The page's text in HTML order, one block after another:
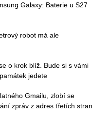
Galaxy: Baterie u S27
robot má ale
o krok blíž. Bude si s vámi
jedete
Gmailu, zlobí se
zpráv z adres třetích stran